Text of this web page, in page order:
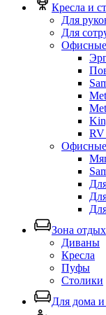
Кресла и
Для
Для
Офисные
Офисные
Зона
Диваны
Кресла
Пуфы
Столики
Для дома